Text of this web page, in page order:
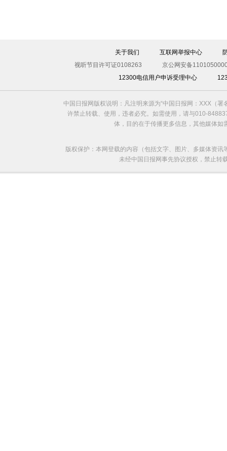
关于我们 互联网举报中心
视听节目许可证0108263
京公网安备
12300电信用户申诉受理中心
中国日报网版权说明：凡注明来源为“中国日报网：XXX（
许禁止转载、使用，违者必究。如需使用，请与010-
体，目的在于传播更多信息，其他媒体
版权保护：本网登载的内容（包括文字、图片、多媒体资
未经中国日报网事先协议授权，禁止转